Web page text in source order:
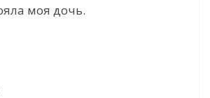
моя дочь.